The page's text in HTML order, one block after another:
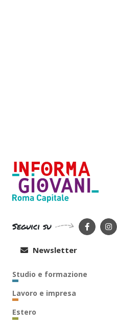
Seguici su
Newsletter
Studio e formazione
Lavoro e impresa
Estero